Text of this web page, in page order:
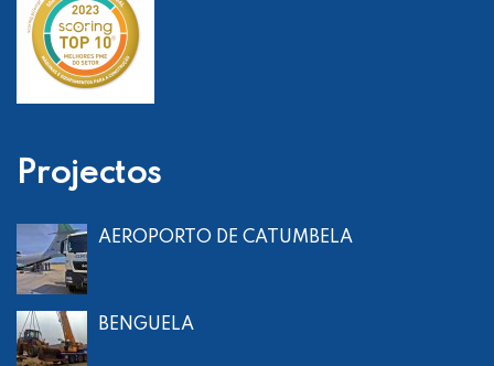
Projectos
AEROPORTO DE CATUMBELA
BENGUELA